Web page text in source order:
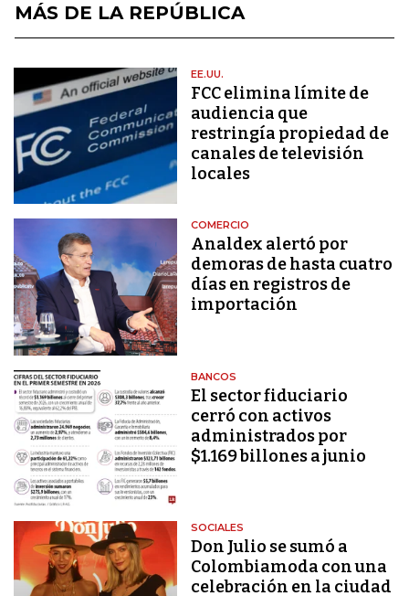
MÁS DE LA REPÚBLICA
EE.UU.
FCC elimina límite de
audiencia que
restringía propiedad de
canales de televisión
locales
COMERCIO
Analdex alertó por
demoras de hasta cuatro
días en registros de
importación
BANCOS
El sector fiduciario
cerró con activos
administrados por
$1.169 billones a junio
SOCIALES
Don Julio se sumó a
Colombiamoda con una
celebración en la ciudad